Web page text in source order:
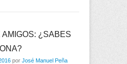
AMIGOS: ¿SABES
por José Manuel Peña